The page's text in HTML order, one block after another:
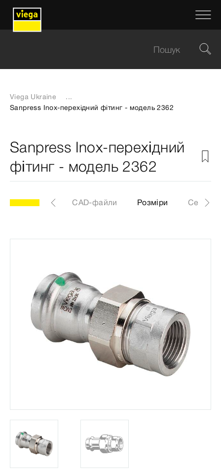
Viega Ukraine
...
Sanpress Inox-перехідний фітинг - модель 2362
Sanpress Inox-перехідний
фітинг - модель 2362
Артикул CAD-файли Розміри